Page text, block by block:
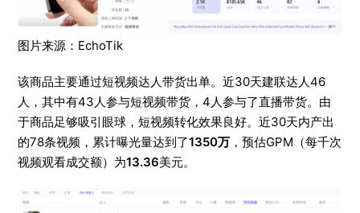
图片来源：EchoTik
该商品主要通过短视频达人带货出单。近30天建联达人46
人，其中有43人参与短视频带货，4人参与了直播带货。由
于商品足够吸引眼球，短视频转化效果良好。近30天内产出
的78条视频，累计曝光量达到了1350万 ，预估GPM（每千次
视频观看成交额）为13.36美元。